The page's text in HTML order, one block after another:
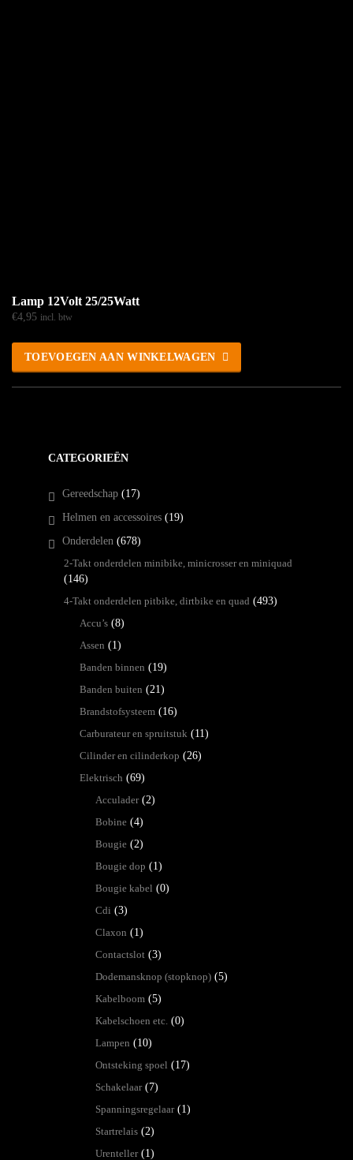
Lamp 12Volt 25/25Watt
€4,95 incl. btw
TOEVOEGEN AAN WINKELWAGEN
CATEGORIEËN
Gereedschap (17)
Helmen en accessoires (19)
Onderdelen (678)
2-Takt onderdelen minibike, minicrosser en miniquad
(146)
4-Takt onderdelen pitbike, dirtbike en quad (493)
Accu’s (8)
Assen (1)
Banden binnen (19)
Banden buiten (21)
Brandstofsysteem (16)
Carburateur en spruitstuk (11)
Cilinder en cilinderkop (26)
Elektrisch (69)
Acculader (2)
Bobine (4)
Bougie (2)
Bougie dop (1)
Bougie kabel (0)
Cdi (3)
Claxon (1)
Contactslot (3)
Dodemansknop (stopknop) (5)
Kabelboom (5)
Kabelschoen etc. (0)
Lampen (10)
Ontsteking spoel (17)
Schakelaar (7)
Spanningsregelaar (1)
Startrelais (2)
Urenteller (1)